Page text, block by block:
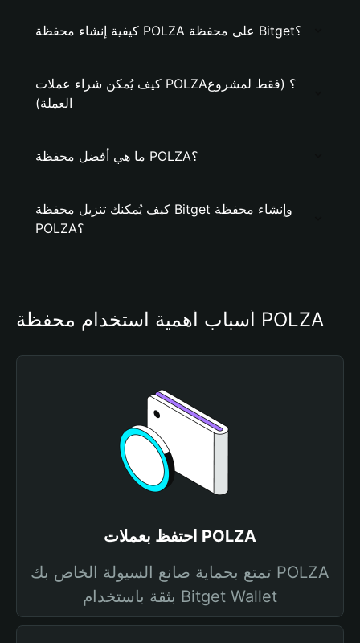
كيفية إنشاء محفظة POLZA على محفظة Bitget؟
كيف يُمكن شراء عملات POLZA؟ (فقط لمشروع
العملة)
ما هي أفضل محفظة POLZA؟
كيف يُمكنك تنزيل محفظة Bitget وإنشاء محفظة
POLZA؟
أسباب أهمية استخدام محفظة POLZA
احتفظ بعملات POLZA
تمتع بحماية صانع السيولة الخاص بك POLZA
بثقة باستخدام Bitget Wallet